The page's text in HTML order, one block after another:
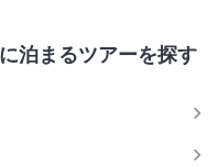
泊まるツアーを探す